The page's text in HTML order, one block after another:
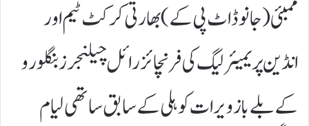
ممبئی(جانوڈاٹ پی کے)بھارتی کرکٹ ٹیم اور
انڈین پریمیئر لیگ کی فرنچائز رائل چیلنجرز بنگلورو
کے بلے باز ویرات کوہلی کے سابق ساتھی لیام